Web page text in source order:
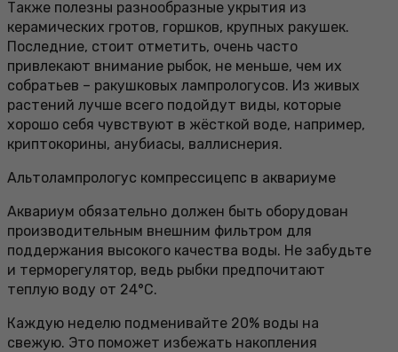
Также полезны разнообразные укрытия из
керамических гротов, горшков, крупных ракушек.
Последние, стоит отметить, очень часто
привлекают внимание рыбок, не меньше, чем их
собратьев – ракушковых лампрологусов. Из живых
растений лучше всего подойдут виды, которые
хорошо себя чувствуют в жёсткой воде, например,
криптокорины, анубиасы, валлиснерия.
Альтолампрологус компрессицепс в аквариуме
Аквариум обязательно должен быть оборудован
производительным внешним фильтром для
поддержания высокого качества воды. Не забудьте
и терморегулятор, ведь рыбки предпочитают
теплую воду от 24°С.
Каждую неделю подменивайте 20% воды на
свежую. Это поможет избежать накопления